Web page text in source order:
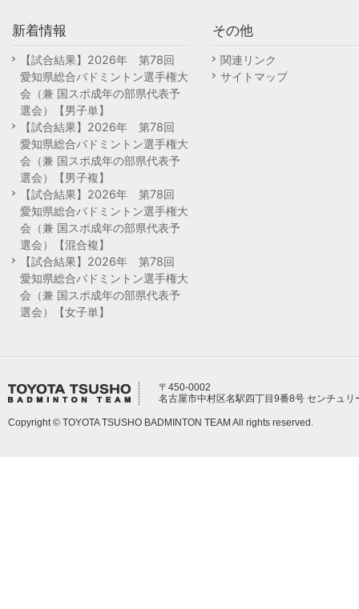
新着情報
【試合結果】2026年 第78回
愛知県総合バドミントン選手権大
会（兼 国スポ成年の部県代表予
選会）【男子単】
【試合結果】2026年 第78回
愛知県総合バドミントン選手権大
会（兼 国スポ成年の部県代表予
選会）【男子複】
【試合結果】2026年 第78回
愛知県総合バドミントン選手権大
会（兼 国スポ成年の部県代表予
選会）【混合複】
【試合結果】2026年 第78回
愛知県総合バドミントン選手権大
会（兼 国スポ成年の部県代表予
選会）【女子単】
その他
関連リンク
サイトマップ
〒450-0002
名古屋市中村区名駅四丁目9番8号 センチュリ
Copyright © TOYOTA TSUSHO BADMINTON TEAM All rights reserved.